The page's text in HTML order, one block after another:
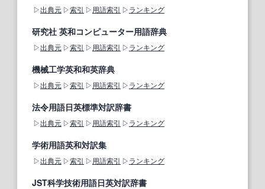
出典元 索引 用語索引 ランキング
研究社 英和コンピューター用語辞典
出典元 索引 用語索引 ランキング
機械工学英和和英辞典
出典元 索引 用語索引 ランキング
法令用語日英標準対訳辞書
出典元 索引 用語索引 ランキング
学術用語英和対訳集
出典元 索引 用語索引 ランキング
JST科学技術用語日英対訳辞書